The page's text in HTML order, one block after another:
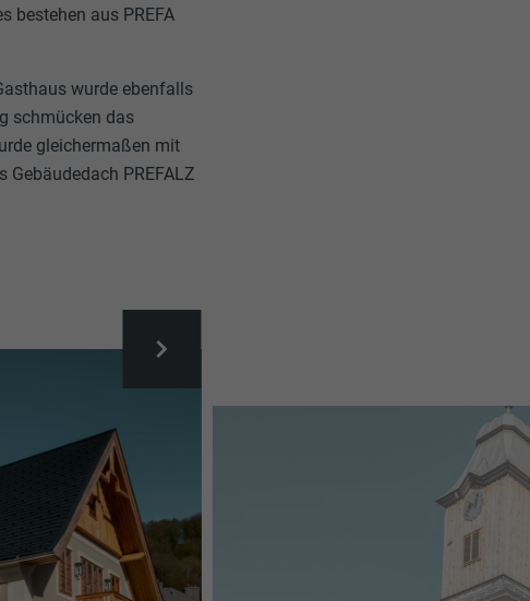
bestehen aus PREFA
wurde ebenfalls
schmücken das
gleichermaßen mit
Gebäudedach PREFALZ